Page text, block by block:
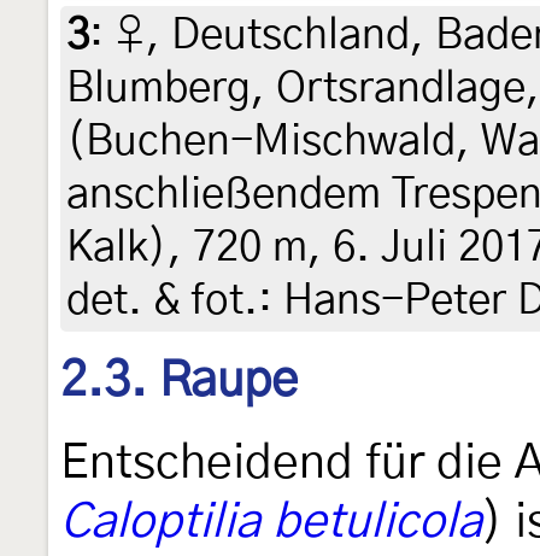
3: ♀, Deutschland,
Blumberg,
(Buchen-Mischwald,
anschließendem
Kalk), 720 m, 6. Juli
det. & fot.: Hans-Peter
2.3. Raupe
Entscheidend für die
Caloptilia betulicola)